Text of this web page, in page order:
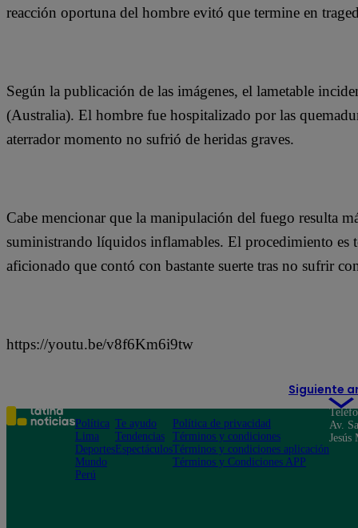
reacción oportuna del hombre evitó que termine en
Según la publicación de las imágenes, el lametable
(Australia). El hombre fue hospitalizado por las
aterrador momento no sufrió de heridas graves.
Cabe mencionar que la manipulación del fuego resulta
suministrando líquidos inflamables. El procedimiento es
aficionado que contó con bastante suerte tras no sufrir
https://youtu.be/v8f6Km6i9tw
Siguiente
Política
Lima
Deportes
Mundo
Perú
Te ayudo
Tendencias
Espectáculos
Política de privacidad
Términos y condiciones
Términos y condiciones aplicación
Términos y Condiciones APP
Av.
Jesús